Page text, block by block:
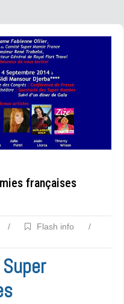
françaises
/ Flash info
/